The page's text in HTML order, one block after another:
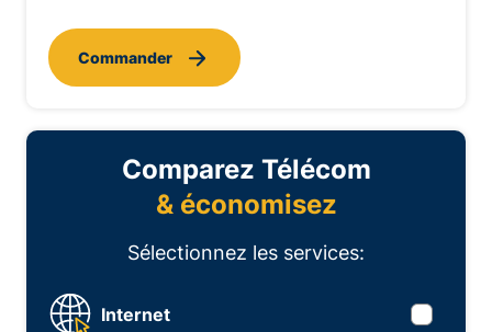
Commander
Comparez Télécom
& économisez
Sélectionnez les services:
Internet